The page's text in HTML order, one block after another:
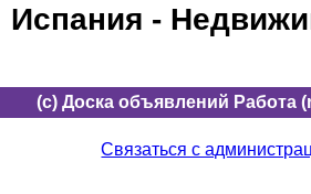
Испания -
(c) Доска объявлений Работа
Связаться с